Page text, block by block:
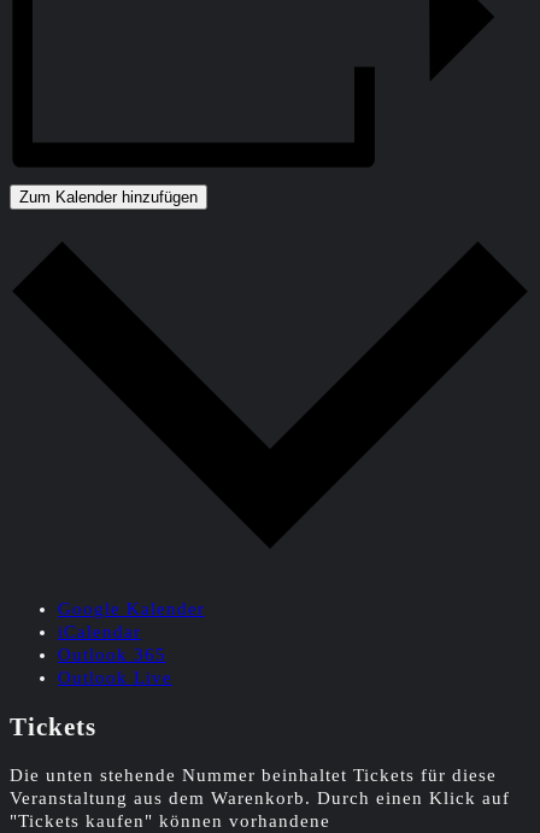
Zum Kalender hinzufügen
Google Kalender
iCalendar
Outlook 365
Outlook Live
Tickets
Die unten stehende Nummer beinhaltet Tickets für diese
Veranstaltung aus dem Warenkorb. Durch einen Klick auf
"Tickets kaufen" können vorhandene